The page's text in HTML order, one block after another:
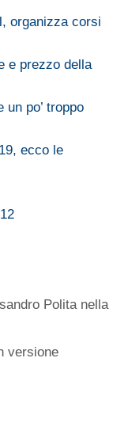
organizza corsi
e prezzo della
un po’ troppo
ecco le
Polita nella
versione